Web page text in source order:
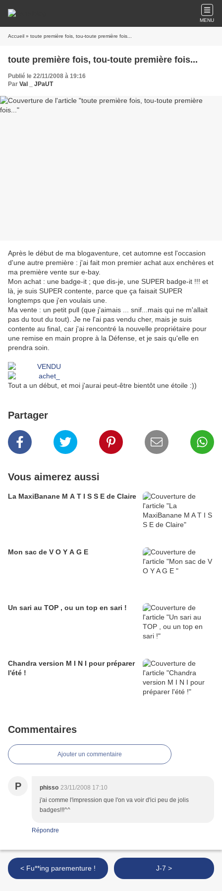
MENU
Accueil » toute première fois, tou-toute première fois...
toute première fois, tou-toute première fois...
Publié le 22/11/2008 à 19:16
Par Val _ JPaUT
Après le début de ma blogaventure, cet automne est l'occasion
d'une autre première : j'ai fait mon premier achat aux enchères et
ma première vente sur e-bay.
Mon achat : une badge-it ; que dis-je, une SUPER badge-it !!! et
là, je suis SUPER contente, parce que ça faisait SUPER
longtemps que j'en voulais une.
Ma vente : un petit pull (que j'aimais ... snif...mais qui ne m'allait
pas du tout du tout). Je ne l'ai pas vendu cher, mais je suis
contente au final, car j'ai rencontré la nouvelle propriétaire pour
une remise en main propre à la Défense, et je sais qu'elle en
prendra soin.
Tout a un début, et moi j'aurai peut-être bientôt une étoile :))
Partager
Vous aimerez aussi
La MaxiBanane M A T I S S E de Claire
Mon sac de V O Y A G E
Un sari au TOP , ou un top en sari !
Chandra version M I N I pour préparer
l'été !
Commentaires
Ajouter un commentaire
P phisso 23/11/2008 17:10
j'ai comme l'impression que l'on va voir d'ici peu de jolis
badges!!!^^
Répondre
< Fu**ing parementure ! J-7 >